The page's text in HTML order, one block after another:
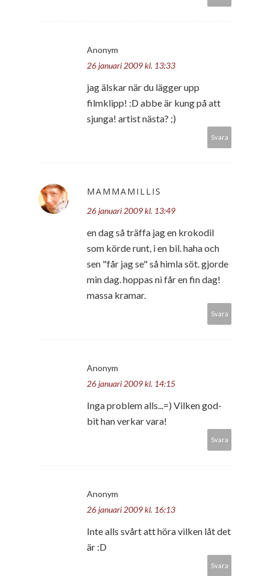
Anonym
26 januari 2009 kl. 13:33
jag älskar när du lägger upp
filmklipp! :D abbe är kung på att
sjunga! artist nästa? ;)
Svara
MAMMAMILLIS
26 januari 2009 kl. 13:49
en dag så träffa jag en krokodil
som körde runt, i en bil. haha och
sen "får jag se" så himla söt. gjorde
min dag. hoppas ni får en fin dag!
massa kramar.
Svara
Anonym
26 januari 2009 kl. 14:15
Inga problem alls...=) Vilken god-
bit han verkar vara!
Svara
Anonym
26 januari 2009 kl. 16:13
Inte alls svårt att höra vilken låt det
är :D
Svara